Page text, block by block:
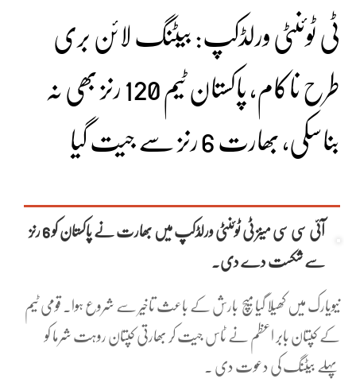
ٹی ٹوئنٹی ورلڈکپ: بیٹنگ لائن بری
طرح ناکام، پاکستان ٹیم 120 رنز بھی نہ
بناسکی، بھارت 6 رنز سے جیت گیا
آئی سی سی مینز ٹی ٹوئنٹی ورلڈکپ میں بھارت نے پاکستان کو 6 رنز
سے شکست دے دی۔
نیویارک میں کھیلا گیا میچ بارش کے باعث تاخیر سے شروع ہوا۔ قومی ٹیم
کے کپتان بابر اعظم نے ٹاس جیت کر بھارتی کپتان روہت شرما کو
پہلے بیٹنگ کی دعوت دی ۔